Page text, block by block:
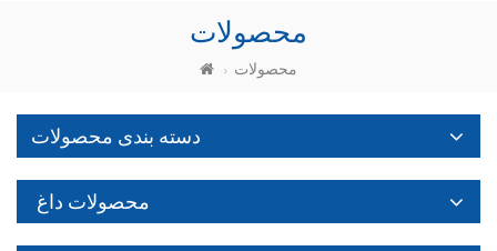
محصولات
محصولات
دسته بندی محصولات
محصولات داغ